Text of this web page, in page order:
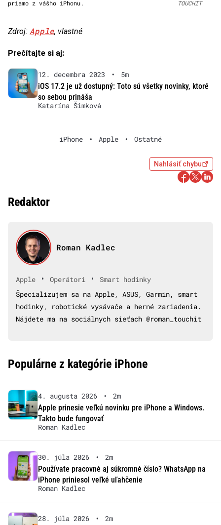
priamo z vášho iPhonu. TOUCHIT
Zdroj: Apple, vlastné
Prečítajte si aj:
12. decembra 2023 •
5m
iOS 17.2 je už dostupný: Toto sú všetky novinky, ktoré
so sebou prináša
Katarína Šimková
iPhone • Apple • Ostatné
Nahlásiť chybu
Redaktor
Roman Kadlec
Apple • Operátori •
Smart hodinky
Špecializujem sa na Apple, ASUS, Garmin, smart
hodinky, robotické vysávače a herné zariadenia.
Nájdete ma na sociálnych sieťach @roman_touchit
Populárne z kategórie iPhone
4. augusta 2026 •
2m
Apple prinesie veľkú novinku pre iPhone a Windows.
Takto bude fungovať
Roman Kadlec
30. júla 2026 •
2m
Používate pracovné aj súkromné číslo? WhatsApp na
iPhone priniesol veľké uľahčenie
Roman Kadlec
28. júla 2026 •
2m